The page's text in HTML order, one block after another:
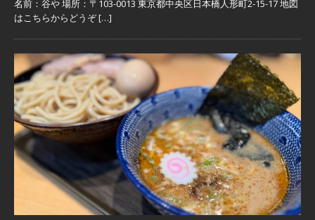
名前：谷や 場所：〒103-0013 東京都中央区日本橋人形町2-15-17 地図
はこちらからどうぞ[…]